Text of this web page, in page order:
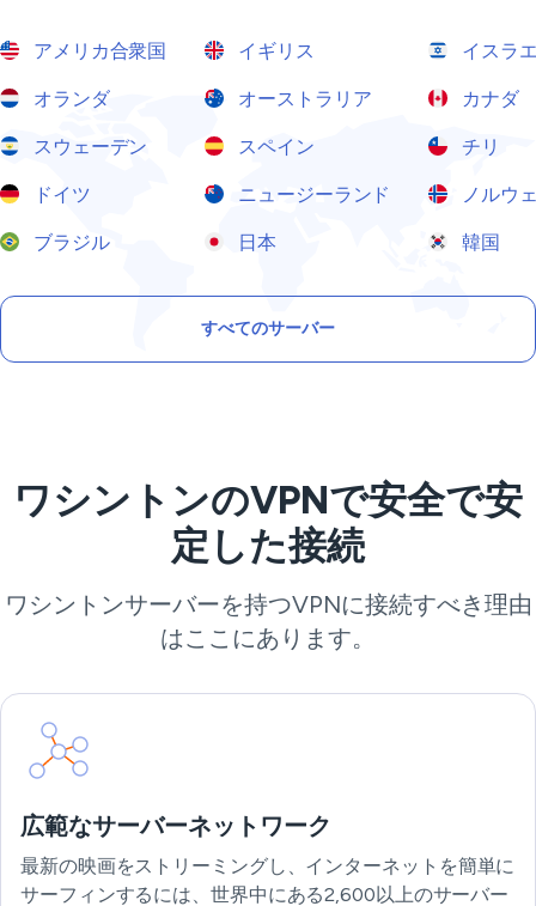
アメリカ合衆国 イギリス イスラ
オランダ オーストラリア カナダ
スウェーデン スペイン チリ
ドイツ ニュージーランド ノルウ
ブラジル 日本 韓国
すべてのサーバー
ワシントンのVPNで安全で安
定した接続
ワシントンサーバーを持つVPNに接続すべき理由
はここにあります。
広範なサーバーネットワーク
最新の映画をストリーミングし、インターネットを簡単に
サーフィンするには、世界中にある2,600以上のサーバー